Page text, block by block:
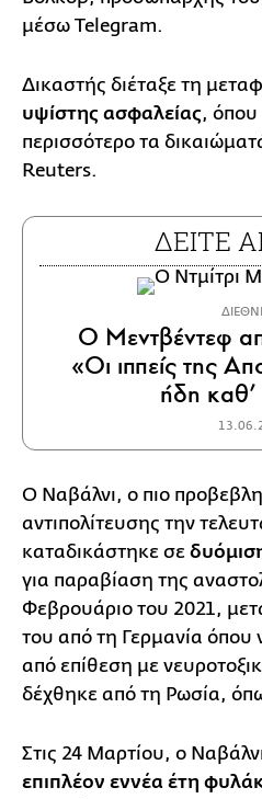
μέσω Telegram.
Δικαστής διέταξε τη
υψίστης ασφαλείας,
περισσότερο τα
Reuters.
ΔΕΙΤΕ
Ο Μεντβέντεφ
«Οι ιππείς της
ήδη
Ο Ναβάλνι, ο πιο
αντιπολίτευσης την
καταδικάστηκε σε
για παραβίαση της
Φεβρουάριο του 2021,
του από τη Γερμανία όπου
από επίθεση με
δέχθηκε από τη Ρωσία,
Στις 24 Μαρτίου, ο
επιπλέον εννέα έτη